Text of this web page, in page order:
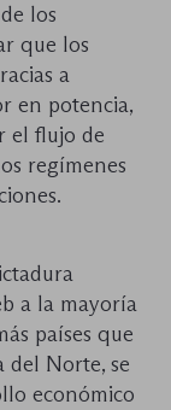
los
que los
a
en potencia,
el flujo de
regímenes
a la mayoría
países que
del Norte, se
económico